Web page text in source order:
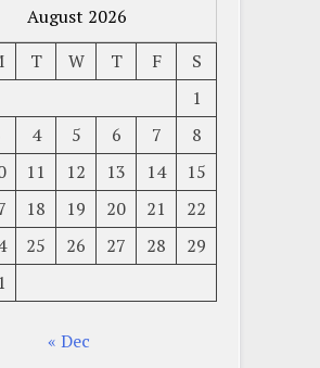
August 2026
T W T F
S
1
4 5 6 7
8
11 12 13 14
15
18 19 20 21
22
25 26 27 28
29
« Dec